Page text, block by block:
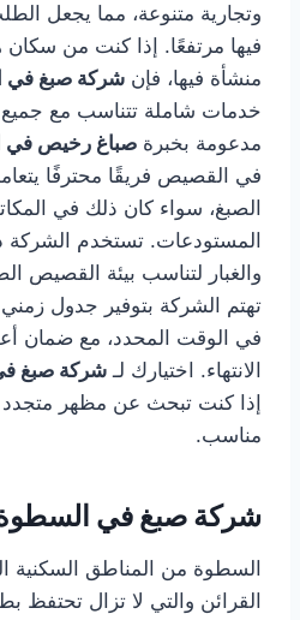
وتجارية متنوعة، مما يجعل
فيها مرتفعًا. إذا كنت من سكان
منشأة فيها، فإن شركة صبغ في
خدمات شاملة تتناسب مع جميع
مدعومة بخبرة صباغ رخيص في
في القصيص فريقًا محترفًا
الصبغ، سواء كان ذلك في
المستودعات. تستخدم الشركة
والغبار لتناسب بيئة القصيص
تهتم الشركة بتوفير جدول
في الوقت المحدد، مع ضمان
الانتهاء. اختيارك لـ شركة صبغ
إذا كنت تبحث عن مظهر متجدد
مناسب.
شركة صبغ في
السطوة من المناطق السكنية
القرائن والتي لا تزال تحتفظ